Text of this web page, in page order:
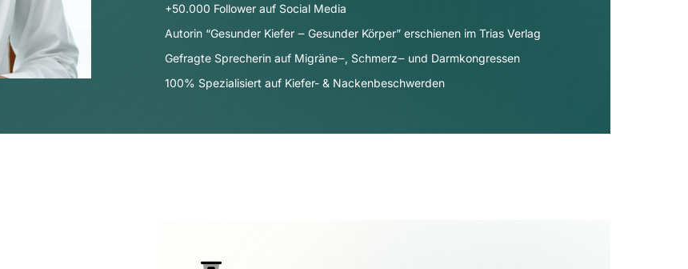
+50.000 Follower auf Social Media​
Autorin “Gesunder Kiefer ‒ Gesunder Körper” erschienen im Trias Verlag
Gefragte Sprecherin auf Migräne‒, Schmerz‒ und Darmkongressen
100% Spezialisiert auf Kiefer- & Nackenbeschwerden